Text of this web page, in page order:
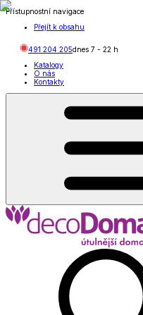
Přístupnostní navigace
Přejít k obsahu
491 204 205dnes 7 - 22 h
Katalogy
O nás
Kontakty